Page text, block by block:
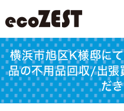
横浜市旭区K様邸にて
品の不用品回収/出張
だき